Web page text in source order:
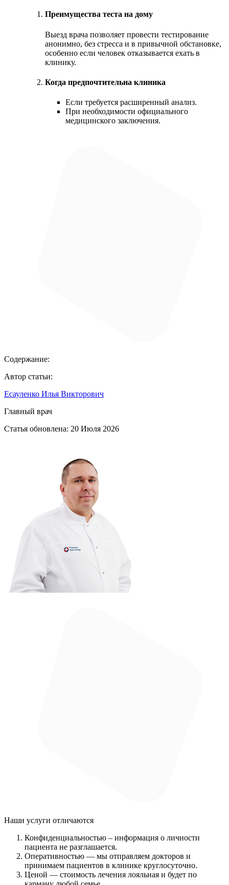
Преимущества теста на дому
Выезд врача позволяет провести тестирование
анонимно, без стресса и в привычной обстановке,
особенно если человек отказывается ехать в
клинику.
Когда предпочтительна клиника
Если требуется расширенный анализ.
При необходимости официального
медицинского заключения.
Содержание:
Автор статьи:
Есауленко Илья Викторович
Главный врач
Статья обновлена: 20 Июля 2026
Наши услуги отличаются
Конфиденциальностью – информация о личности
пациента не разглашается.
Оперативностью — мы отправляем докторов и
принимаем пациентов в клинике круглосуточно.
Ценой — стоимость лечения лояльная и будет по